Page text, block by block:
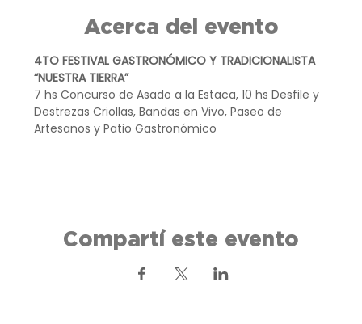
Acerca del evento
4TO FESTIVAL GASTRONÓMICO Y TRADICIONALISTA
“NUESTRA TIERRA”
7 hs Concurso de Asado a la Estaca, 10 hs Desfile y
Destrezas Criollas, Bandas en Vivo, Paseo de
Artesanos y Patio Gastronómico
Compartí este evento